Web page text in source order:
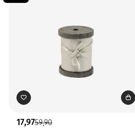
17,9759,90